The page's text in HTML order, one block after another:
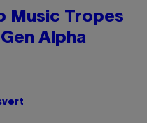
Music Tropes
Alpha